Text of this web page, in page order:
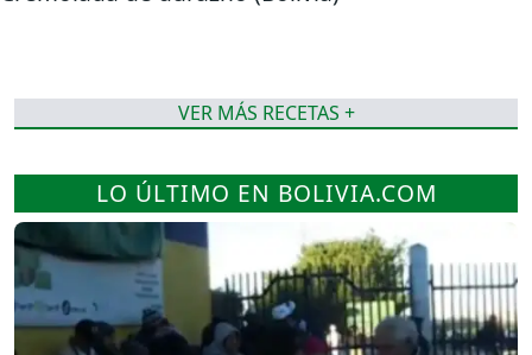
VER MÁS RECETAS +
LO ÚLTIMO EN BOLIVIA.COM